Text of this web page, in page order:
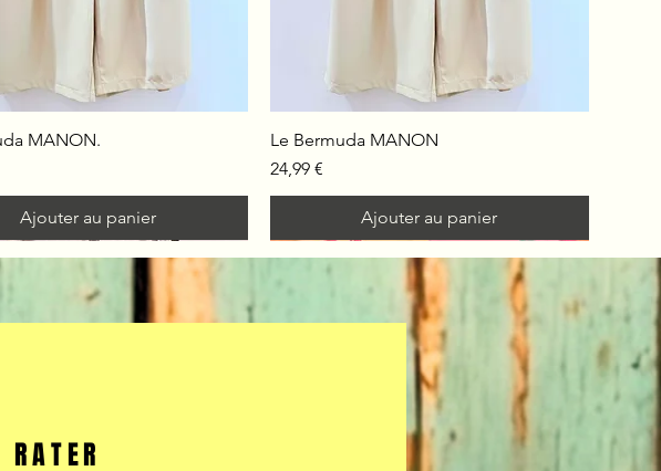
MANON.
Ajouter au panier
Le Bermuda MANON
Prix
24,99 €
Ajouter au panier